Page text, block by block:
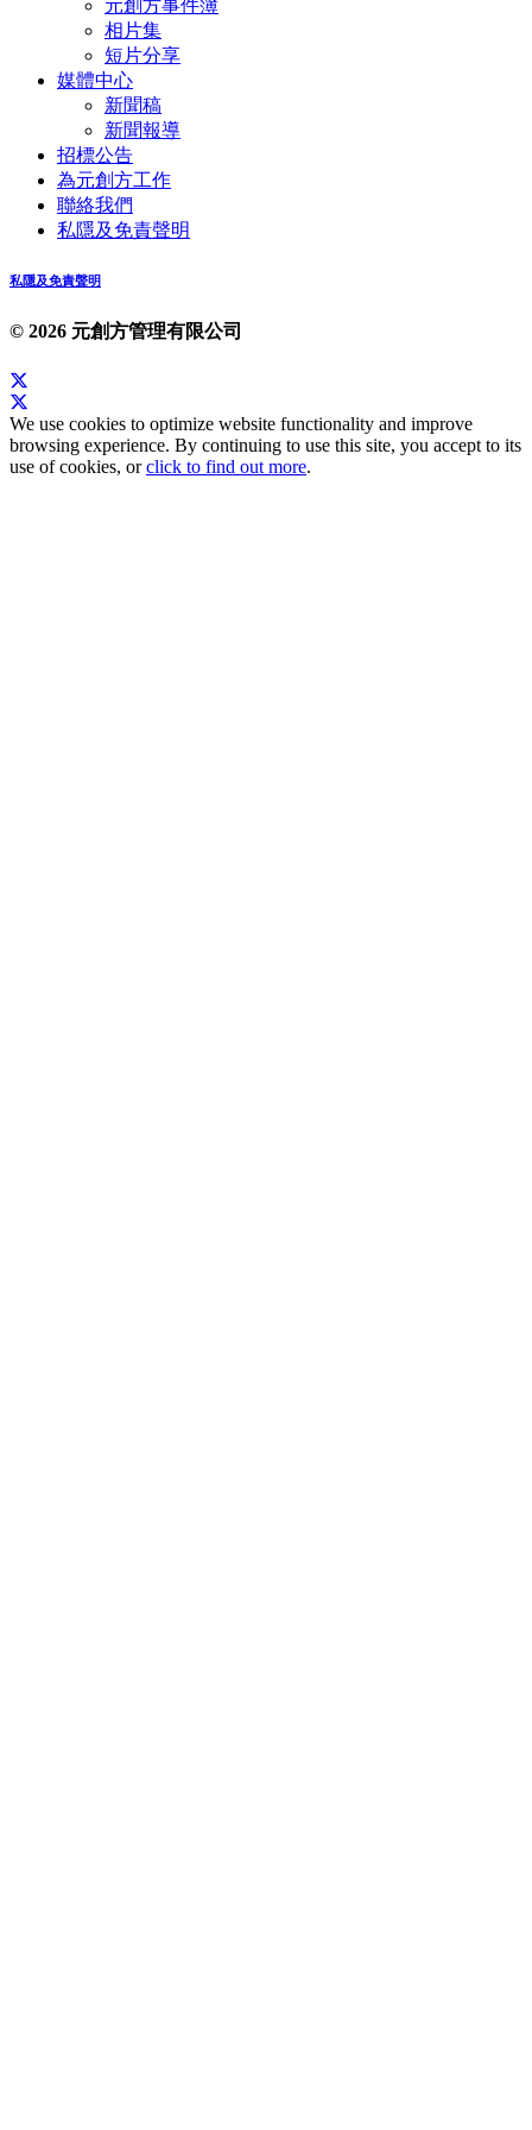
元創方事件簿
相片集
短片分享
媒體中心
新聞稿
新聞報導
招標公告
為元創方工作
聯絡我們
私隱及免責聲明
私隱及免責聲明
© 2026 元創方管理有限公司
We use cookies to optimize website functionality and improve
browsing experience. By continuing to use this site, you accept to its
use of cookies, orclick to find out more.